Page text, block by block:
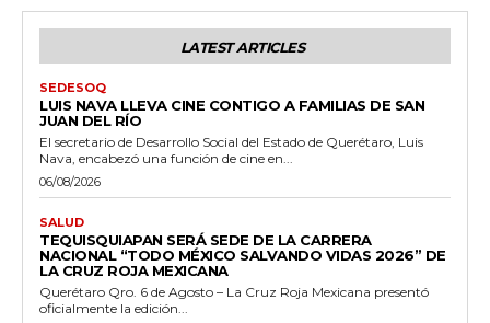
LATEST ARTICLES
SEDESOQ
LUIS NAVA LLEVA CINE CONTIGO A FAMILIAS DE SAN
JUAN DEL RÍO
El secretario de Desarrollo Social del Estado de Querétaro, Luis
Nava, encabezó una función de cine en...
06/08/2026
SALUD
TEQUISQUIAPAN SERÁ SEDE DE LA CARRERA
NACIONAL “TODO MÉXICO SALVANDO VIDAS 2026” DE
LA CRUZ ROJA MEXICANA
Querétaro Qro. 6 de Agosto – La Cruz Roja Mexicana presentó
oficialmente la edición...